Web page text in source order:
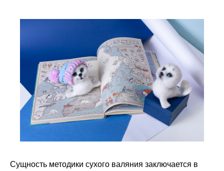
Сущность методики сухого валяния заключается в